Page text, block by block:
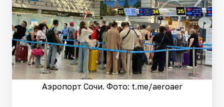
Аэропорт Сочи. Фото: t.me/aeroaer